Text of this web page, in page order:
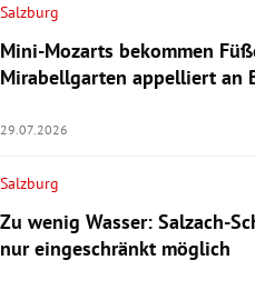
Salzburg
Mini-Mozarts bekommen
Mirabellgarten appelliert an
29.07.2026
Salzburg
Zu wenig Wasser: Salzach-
nur eingeschränkt möglich